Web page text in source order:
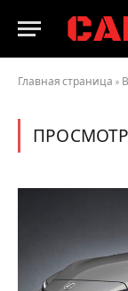
Главная страница »